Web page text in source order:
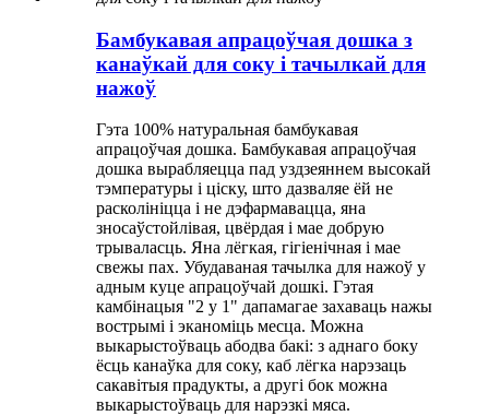
Бамбукавая апрацоўчая дошка з
канаўкай для соку і тачылкай для
нажоў
Гэта 100% натуральная бамбукавая
апрацоўчая дошка. Бамбукавая апрацоўчая
дошка вырабляецца пад уздзеяннем высокай
тэмпературы і ціску, што дазваляе ёй не
расколініцца і не дэфармавацца, яна
зносаўстойлівая, цвёрдая і мае добрую
трываласць. Яна лёгкая, гігіенічная і мае
свежы пах. Убудаваная тачылка для нажоў у
адным куце апрацоўчай дошкі. Гэтая
камбінацыя "2 у 1" дапамагае захаваць нажы
вострымі і эканоміць месца. Можна
выкарыстоўваць абодва бакі: з аднаго боку
ёсць канаўка для соку, каб лёгка нарэзаць
сакавітыя прадукты, а другі бок можна
выкарыстоўваць для нарэзкі мяса.